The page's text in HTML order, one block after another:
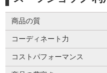
商品の質
コーディネート力
コストパフォーマンス